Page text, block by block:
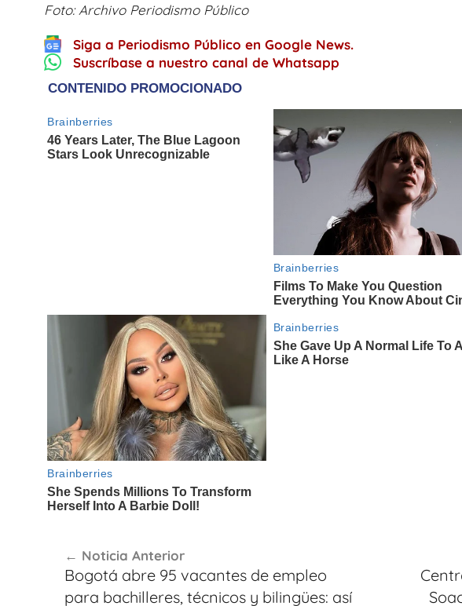
Foto: Archivo Periodismo Público
Siga a Periodismo Público en Google News.
Suscríbase a nuestro canal de Whatsapp
de
entradas
Noticia Anterior
Bogotá abre 95 vacantes de empleo
para bachilleres, técnicos y bilingües: así